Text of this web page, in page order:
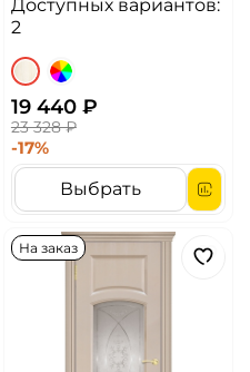
Доступных вариантов:
2
19 440 ₽
23 328 ₽
-17%
Выбрать
На заказ